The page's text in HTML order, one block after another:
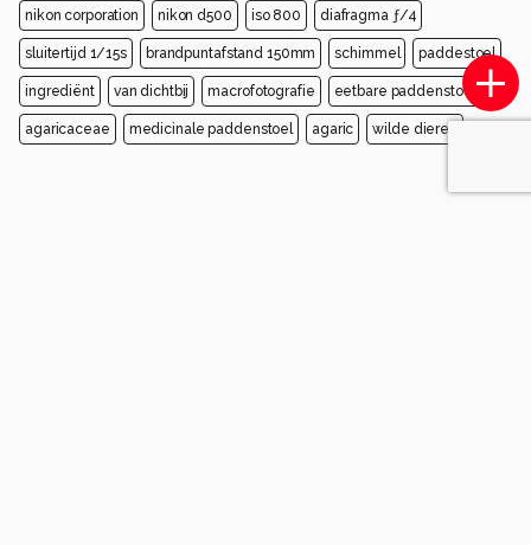
nikon corporation nikon d500 iso 800 diafragma ƒ/4
sluitertijd 1/15s brandpuntafstand 150mm schimmel paddestoel
ingrediënt van dichtbij macrofotografie eetbare paddenstoel
agaricaceae medicinale paddenstoel agaric wilde dieren